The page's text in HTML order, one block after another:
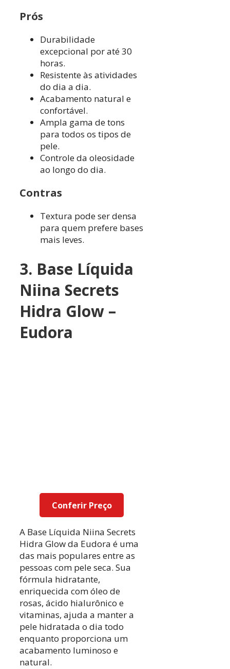
Prós
Durabilidade
excepcional por até 30
horas.
Resistente às atividades
do dia a dia.
Acabamento natural e
confortável.
Ampla gama de tons
para todos os tipos de
pele.
Controle da oleosidade
ao longo do dia.
Contras
Textura pode ser densa
para quem prefere bases
mais leves.
3. Base Líquida
Niina Secrets
Hidra Glow –
Eudora
Conferir Preço
A Base Líquida Niina Secrets
Hidra Glow da Eudora é uma
das mais populares entre as
pessoas com pele seca. Sua
fórmula hidratante,
enriquecida com óleo de
rosas, ácido hialurônico e
vitaminas, ajuda a manter a
pele hidratada o dia todo
enquanto proporciona um
acabamento luminoso e
natural.